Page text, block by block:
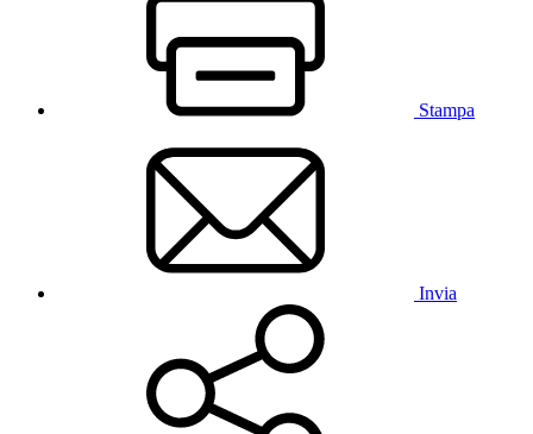
Stampa
Invia